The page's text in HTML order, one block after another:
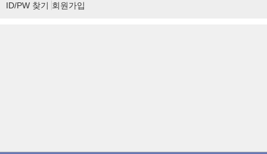
ID/PW 찾기 회원가입